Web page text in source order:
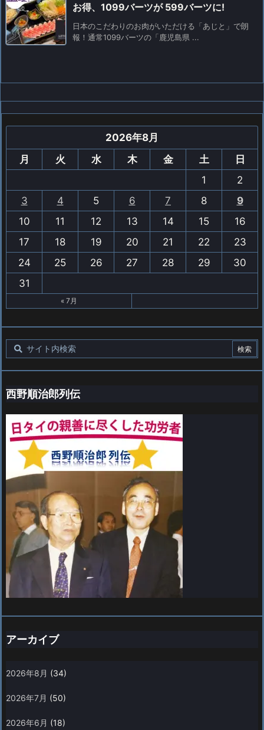
お得、1099バーツが 599バーツに!
日本のこだわりのお肉がいただける「あじと」で朗
報！通常1099バーツの「鹿児島県 ...
2026年8月
月
火 水 木 金 土
日
1
2
3
4 5 6 7 8
9
10
11 12 13 14 15
16
17
18 19 20 21 22
23
24
25 26 27 28 29
30
31
« 7月
西野順治郎列伝
アーカイブ
2026年8月 (34)
2026年7月 (50)
2026年6月 (18)